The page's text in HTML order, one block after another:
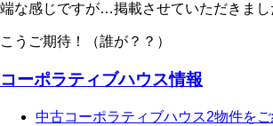
端な感じですが…掲載させていただきまし
こうご期待！（誰が？？）
コーポラティブハウス情報
中古コーポラティブハウス2物件をご